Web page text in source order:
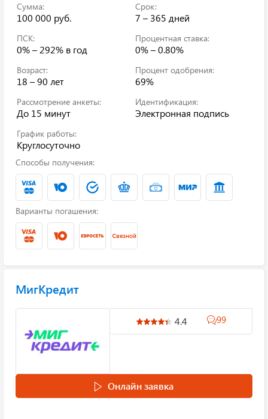
Сумма:
100 000 руб.
Срок:
7 – 365 дней
ПСК:
0% – 292% в год
Процентная ставка:
0% – 0.80%
Возраст:
18 – 90 лет
Процент одобрения:
69%
Рассмотрение анкеты:
До 15 минут
Идентификация:
Электронная подпись
График работы:
Круглосуточно
Способы получения:
Варианты погашения:
МигКредит
4.4 99
Онлайн заявка